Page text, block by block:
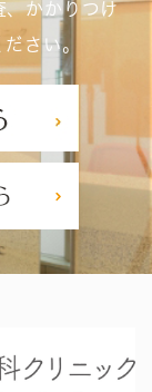
、かかりつけ
さい。